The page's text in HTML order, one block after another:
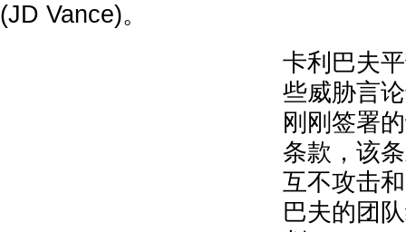
(JD Vance)。
卡利巴夫
些威胁言
刚刚签署
条款，该
互不攻击
巴夫的团